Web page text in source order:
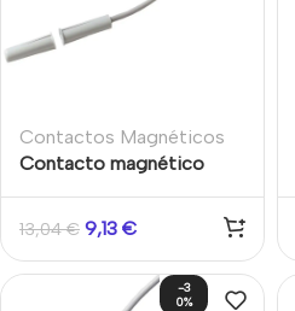
Contactos Magnéticos
Contacto magnético
Apertura máx. 12 mm.
Cable 2m Aritech
13,04€ 9,13 €
-3
0%